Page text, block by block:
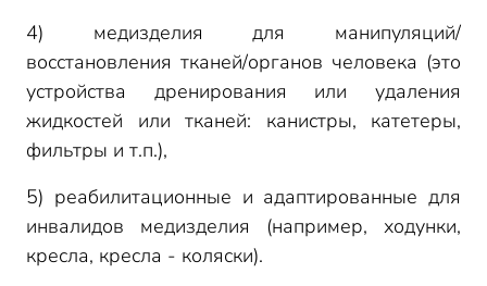
4) медизделия для манипуляций/
восстановления тканей/органов человека (это
устройства дренирования или удаления
жидкостей или тканей: канистры, катетеры,
фильтры и т.п.),
5) реабилитационные и адаптированные для
инвалидов медизделия (например, ходунки,
кресла, кресла - коляски).